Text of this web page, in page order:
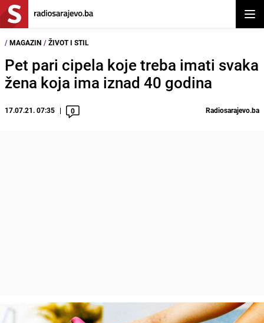
/ MAGAZIN / ŽIVOT I STIL
Pet pari cipela koje treba imati svaka
žena koja ima iznad 40 godina
17.07.21. 07:35 0 Radiosarajevo.ba